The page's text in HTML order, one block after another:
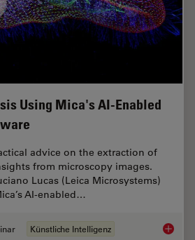
Using Mica's AI-Enabled
advice on the extraction of
from microscopy images.
Lucas (Leica Microsystems)
AI-enabled…
Künstliche Intelligenz 3D